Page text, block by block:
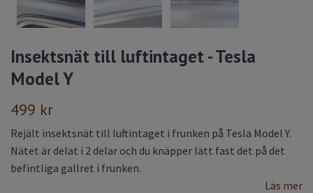
Insektsnät till luftintaget - Tesla
Model Y
499 kr
Rejält insektsnät till luftintaget i frunken på Tesla Model Y.
Nätet är delat i 2 delar och du knäpper lätt fast det på det
befintliga gallret i frunken.
Läs mer